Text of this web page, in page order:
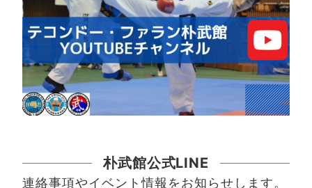
朴武館公式LINE
連絡事項やイベント情報をお知らせします。